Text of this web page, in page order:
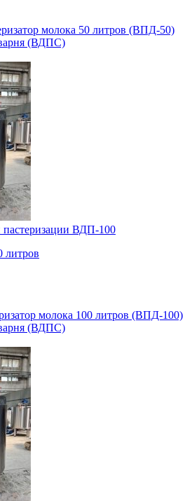
молока 50 литров (ВПД-50)
(ВДПС)
пастеризации ВДП-100
литров
молока 100 литров (ВПД-100)
(ВДПС)